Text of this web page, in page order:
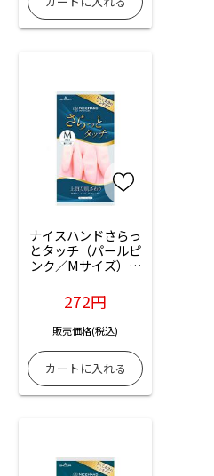
ナイスハンドさらっ
とタッチ（パールピ
ンク／Mサイズ）：
272円
販売価格(税込)